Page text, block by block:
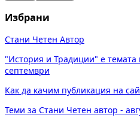
Избрани
Стани Четен Автор
"История и Традиции" е темата
септември
Как да качим публикация на
Теми за Стани Четен автор -